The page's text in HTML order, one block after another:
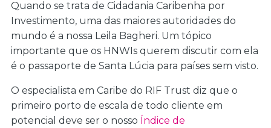
Quando se trata de Cidadania Caribenha por
Investimento, uma das maiores autoridades do
mundo é a nossa Leila Bagheri. Um tópico
importante que os HNWIs querem discutir com ela
é o passaporte de Santa Lúcia para países sem visto.
O especialista em Caribe do RIF Trust diz que o
primeiro porto de escala de todo cliente em
potencial deve ser o nosso Índice de